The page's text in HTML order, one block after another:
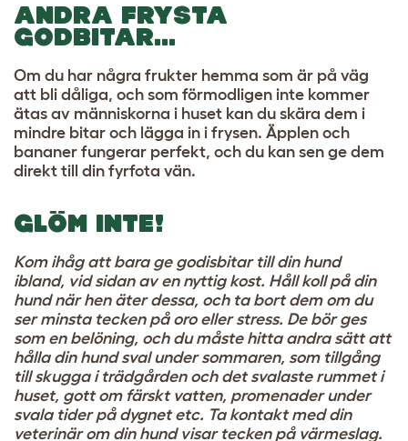
ANDRA FRYSTA
GODBITAR…
Om du har några frukter hemma som är på väg
att bli dåliga, och som förmodligen inte kommer
ätas av människorna i huset kan du skära dem i
mindre bitar och lägga in i frysen. Äpplen och
bananer fungerar perfekt, och du kan sen ge dem
direkt till din fyrfota vän.
GLÖM INTE!
Kom ihåg att bara ge godisbitar till din hund
ibland, vid sidan av en nyttig kost. Håll koll på din
hund när hen äter dessa, och ta bort dem om du
ser minsta tecken på oro eller stress. De bör ges
som en belöning, och du måste hitta andra sätt att
hålla din hund sval under sommaren, som tillgång
till skugga i trädgården och det svalaste rummet i
huset, gott om färskt vatten, promenader under
svala tider på dygnet etc. Ta kontakt med din
veterinär om din hund visar tecken på värmeslag.